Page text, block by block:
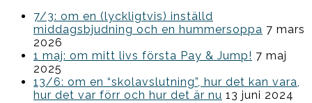
7/3: om en (lyckligtvis) inställd
middagsbjudning och en hummersoppa 7 mars
2026
1 maj: om mitt livs första Pay & Jump! 7 maj
2025
13/6: om en “skolavslutning”, hur det kan vara,
hur det var förr och hur det är nu 13 juni 2024